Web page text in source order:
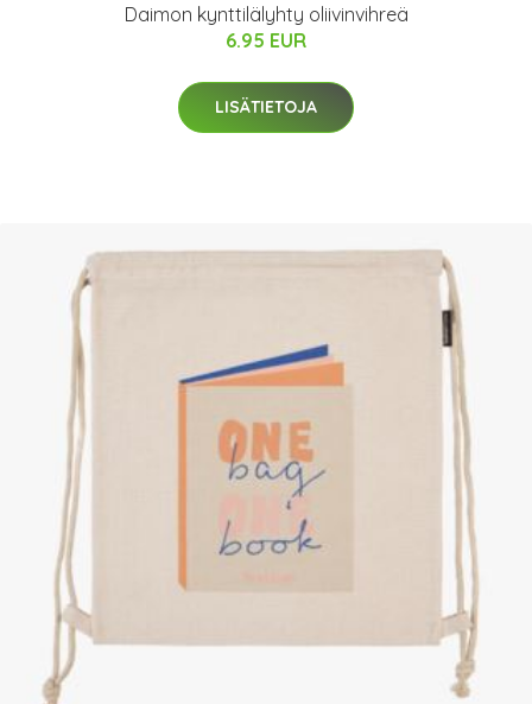
Daimon kynttilälyhty oliivinvihreä
6.95 EUR
LISÄTIETOJA